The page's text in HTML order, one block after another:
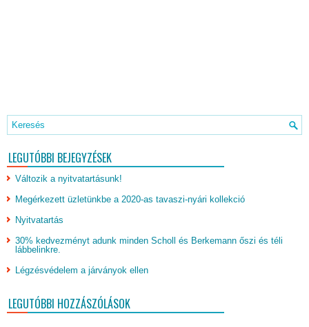
LEGUTÓBBI BEJEGYZÉSEK
Változik a nyitvatartásunk!
Megérkezett üzletünkbe a 2020-as tavaszi-nyári kollekció
Nyitvatartás
30% kedvezményt adunk minden Scholl és Berkemann őszi és téli
lábbelinkre.
Légzésvédelem a járványok ellen
LEGUTÓBBI HOZZÁSZÓLÁSOK